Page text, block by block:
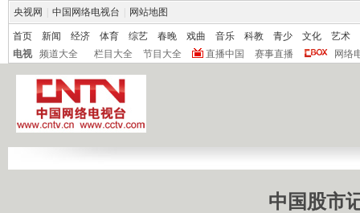
央视网 中国网络电视台 网站地图
首页 新闻 经济 体育 综艺 春晚 戏曲 音乐 科教 青少 文化
艺术
电视
频道大全 栏目大全 节目大全 直播中国 赛事直播 网络
中国股市